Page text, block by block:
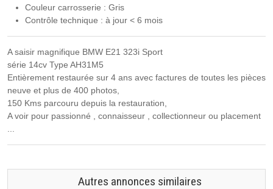
Couleur carrosserie : Gris
Contrôle technique : à jour < 6 mois
A saisir magnifique BMW E21 323i Sport
série 14cv Type AH31M5
Entièrement restaurée sur 4 ans avec factures de toutes les pièces
neuve et plus de 400 photos,
150 Kms parcouru depuis la restauration,
A voir pour passionné , connaisseur , collectionneur ou placement
Autres annonces similaires